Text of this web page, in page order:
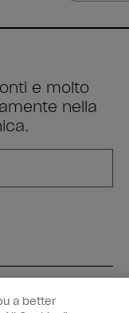
e molto
nella
a better